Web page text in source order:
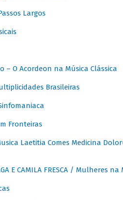
Largos
– O Acordeon na Música Clássica
Brasileiras
Fronteiras
Laetitia Comes Medicina
E CAMILA FRESCA / Mulheres na